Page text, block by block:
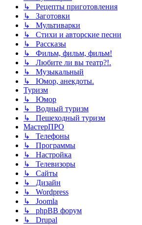
↳ Рецепты приготовления
↳ Заготовки
↳ Мультиварки
↳ Стихи и авторские песни
↳ Рассказы
↳ Фильм, фильм, фильм!
↳ Любите ли вы театр?!.
↳ Музыкальный
↳ Юмор, анекдоты.
Туризм
↳ Юмор
↳ Водный туризм
↳ Пешеходный туризм
МастерПРО
↳ Телефоны
↳ Программы
↳ Настройка
↳ Телевизоры
↳ Сайты
↳ Дизайн
↳ Wordpress
↳ Joomla
↳ phpBB форум
↳ Drupal